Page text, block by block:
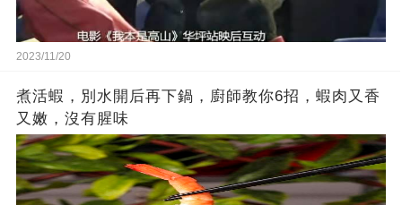
2023/11/20
煮活蝦，別水開后再下鍋，廚師教你6招，蝦肉又香
又嫩，沒有腥味